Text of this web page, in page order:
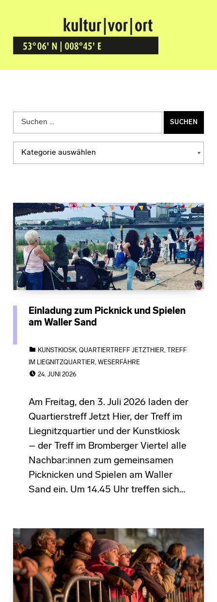
Kultur Vor Ort
BREMEN GRÖPELINGEN
Suchen nach:
KATEGORIEN
Kategorien
Einladung zum Picknick und Spielen
am Waller Sand
KUNSTKIOSK, QUARTIERTREFF JETZTHIER
TREFF
IM LIEGNITZQUARTIER WESERFÄHRE
24. JUNI 2026
Am Freitag, den 3. Juli 2026 laden der
Quartierstreff Jetzt Hier, der Treff im
Liegnitzquartier und der Kunstkiosk
– der Treff im Bromberger Viertel alle
Nachbar:innen zum gemeinsamen
Picknicken und Spielen am Waller
Sand ein. Um 14.45 Uhr treffen sich…